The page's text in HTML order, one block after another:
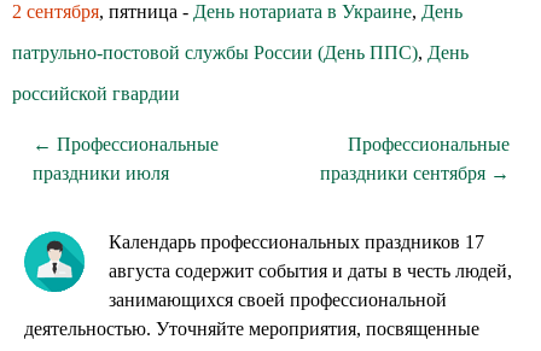
2 сентября, пятница - День нотариата в Украине, День
патрульно-постовой службы России (День ППС), День
российской гвардии
← Профессиональные
праздники июля
Профессиональные
праздники сентября →
Календарь профессиональных праздников 17
августа содержит события и даты в честь людей,
занимающихся своей профессиональной
деятельностью. Уточняйте мероприятия, посвященные